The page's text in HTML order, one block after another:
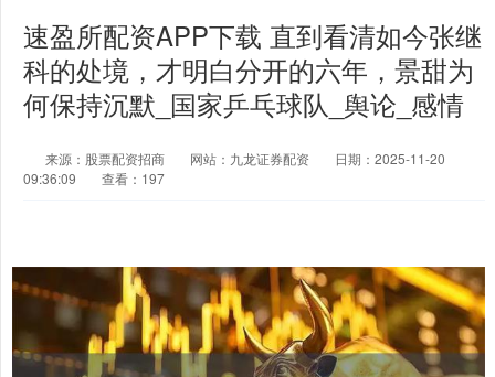
速盈所配资APP下载 直到看清如今张继
科的处境，才明白分开的六年，景甜为
何保持沉默_国家乒乓球队_舆论_感情
来源：股票配资招商 网站：九龙证券配资
日期：2025-11-20
09:36:09
查看：197